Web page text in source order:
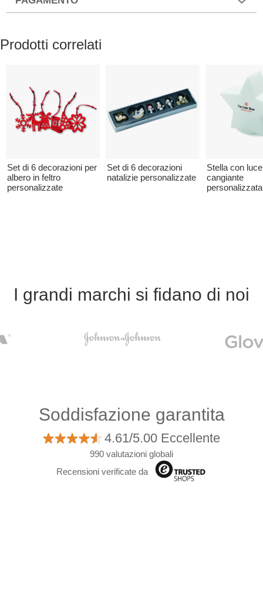
Prodotti correlati
Set di 6 decorazioni per
albero in feltro
personalizzate
Set di 6 decorazioni
natalizie personalizzate
Stella con luce
cangiante
personalizzata
I grandi marchi si fidano di noi
Soddisfazione garantita
4.61/5.00 Eccellente
990 valutazioni globali
Recensioni verificate da